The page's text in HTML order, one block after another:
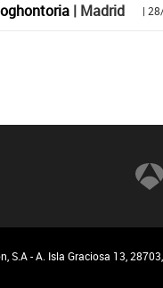
| Madrid |
- A. Isla Graciosa 13, 28703,